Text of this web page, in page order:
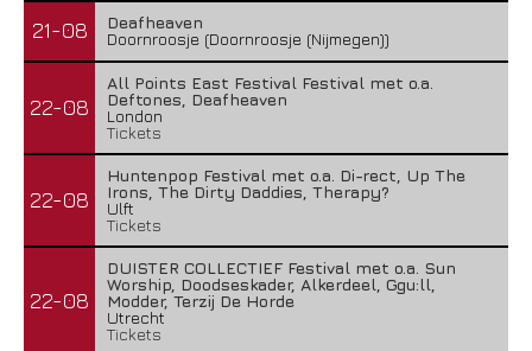
21-08
Deafheaven
Doornroosje (Doornroosje (Nijmegen))
22-08
All Points East Festival Festival met o.a.
Deftones, Deafheaven
London
Tickets
22-08
Huntenpop Festival met o.a. Di-rect, Up The
Irons, The Dirty Daddies, Therapy?
Ulft
Tickets
22-08
DUISTER COLLECTIEF Festival met o.a. Sun
Worship, Doodseskader, Alkerdeel, Ggu:ll,
Modder, Terzij De Horde
Utrecht
Tickets